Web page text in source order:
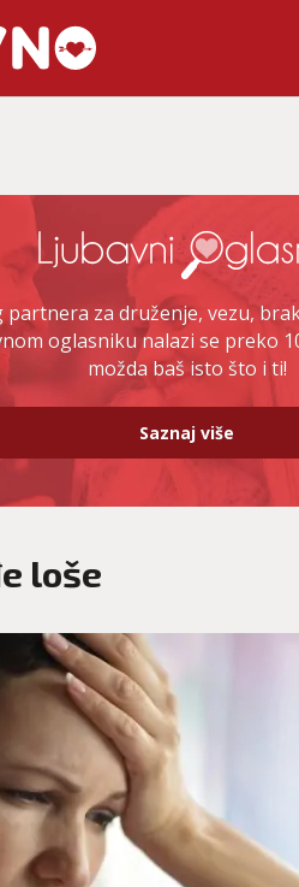
za druženje, vezu,
oglasniku nalazi se preko
možda baš isto što i ti!
Saznaj više
loše